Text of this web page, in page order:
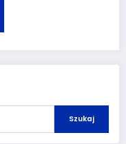
Szukaj